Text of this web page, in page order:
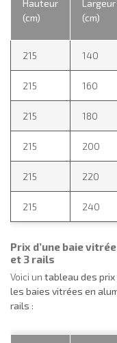
Hauteur
(cm)
Largeur
(cm)
215 140
215 160
215 180
215 200
215 220
215 240
Prix d’une baie
et 3 rails
Voici un tableau des
les baies vitrées en
rails :